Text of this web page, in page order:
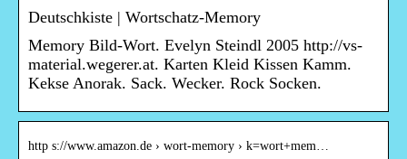
Deutschkiste | Wortschatz-Memory
Memory Bild-Wort. Evelyn Steindl 2005 http://vs-
material.wegerer.at. Karten Kleid Kissen Kamm.
Kekse Anorak. Sack. Wecker. Rock Socken.
http s://www.amazon.de › wort-memory › k=wort+mem…